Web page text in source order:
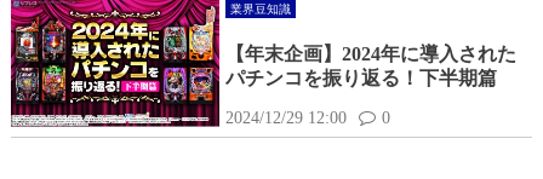
業界豆知識
【年末企画】2024年に導入された
パチンコを振り返る！下半期篇
2024/12/29 12:00 0